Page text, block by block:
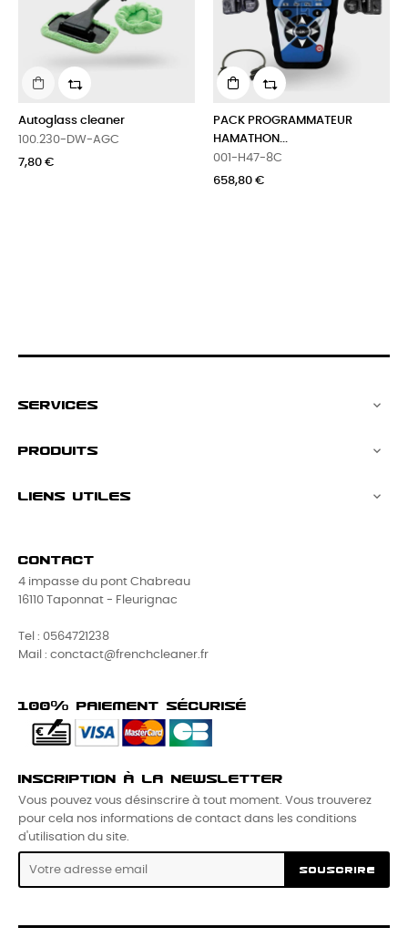
PACK PROGRAMMATEUR
HAMATHON...
Tresses brunes de
0006-RV-TB
SERVICES 
PRODUITS 
LIENS UTILES 
CONTACT
4 impasse du pont Chabreau
16110 Taponnat - Fleurignac
Tel : 0564721238
Mail : conctact@frenchcleaner.fr
100% PAIEMENT SÉCURISÉ
INSCRIPTION À LA NEWSLETTER
Vous pouvez vous désinscrire à tout moment. Vous trouverez
pour cela nos informations de contact dans les conditions
d'utilisation du site.
SOUSCRIRE